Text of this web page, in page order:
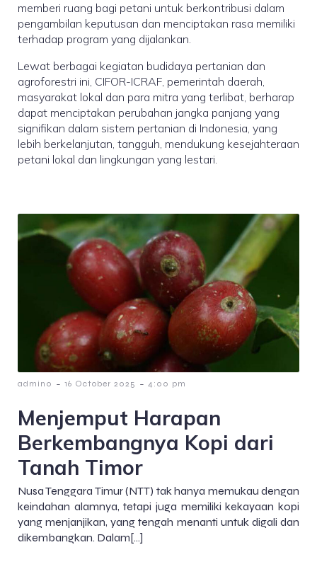
memberi ruang bagi petani untuk berkontribusi dalam
pengambilan keputusan dan menciptakan rasa memiliki
terhadap program yang dijalankan.
Lewat berbagai kegiatan budidaya pertanian dan
agroforestri ini, CIFOR-ICRAF, pemerintah daerah,
masyarakat lokal dan para mitra yang terlibat, berharap
dapat menciptakan perubahan jangka panjang yang
signifikan dalam sistem pertanian di Indonesia, yang
lebih berkelanjutan, tangguh, mendukung kesejahteraan
petani lokal dan lingkungan yang lestari.
admin0 - 16 October 2025 - 4:00 pm
Menjemput Harapan
Berkembangnya Kopi dari
Tanah Timor
Nusa Tenggara Timur (NTT) tak hanya memukau dengan
keindahan alamnya, tetapi juga memiliki kekayaan kopi
yang menjanjikan, yang tengah menanti untuk digali dan
dikembangkan. Dalam[…]